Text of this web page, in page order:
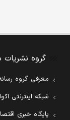
گروه نشریات
معرفی گروه
شبکه اینترنتی
پایگاه خبری